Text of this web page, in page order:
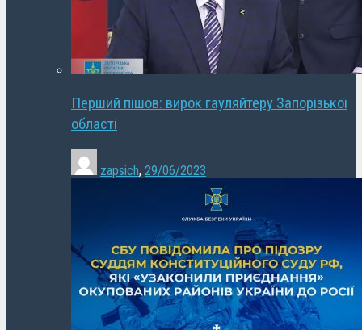
Перший пішов: вирок гауляйтеру Запорізької
області
zapsich, 29/06/2023